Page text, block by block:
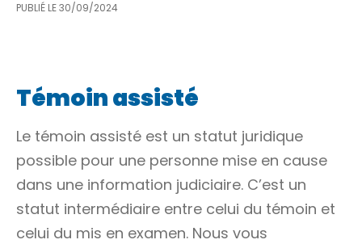
PUBLIÉ LE30/09/2024
Témoin assisté
Le témoin assisté est un statut juridique
possible pour une personne mise en cause
dans une information judiciaire. C’est un
statut intermédiaire entre celui du témoin et
celui du mis en examen. Nous vous